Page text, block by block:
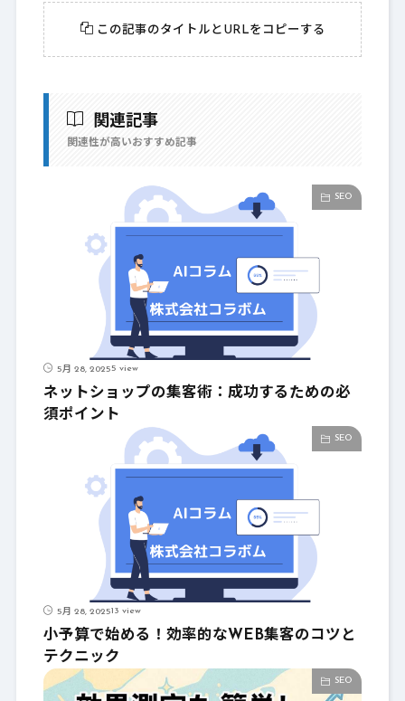
この記事のタイトルとURLをコピーする
関連記事
関連性が高いおすすめ記事
SEO
5月 28, 20255 view
ネットショップの集客術：成功するための必
須ポイント
SEO
5月 28, 202513 view
小予算で始める！効率的なWEB集客のコツと
テクニック
SEO